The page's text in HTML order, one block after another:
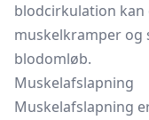
blodcirkulation
muskelkramper og
blodomløb.
Muskelafslapning
Muskelafslapning